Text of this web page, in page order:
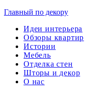
Главный по декору
Идеи интерьера
Обзоры квартир
Истории
Мебель
Отделка стен
Шторы и декор
О нас